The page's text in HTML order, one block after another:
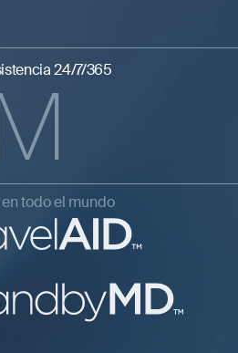
24/7/365
todo el mundo